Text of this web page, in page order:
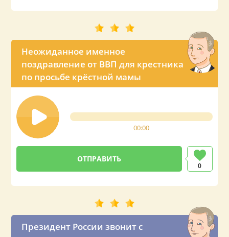
Неожиданное именное
поздравление от ВВП для крестника
по просьбе крёстной мамы
00:00
0
Президент России звонит с